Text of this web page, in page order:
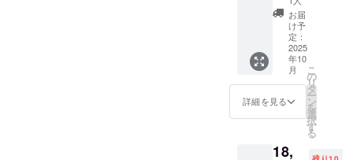
ラー
（カ
ラー：
シル
バーor
オリー
ブグ
リー
径
ト ・伊
豆の極
めし
２〜桜
葉と南
伊豆野
菜の潮
かつお
カ
レー〜
200g）
お届
け予
定：
2025
年10
月
詳細を見る
こ
の
リ
タ
ー
ン
を
選
択
す
る
18,